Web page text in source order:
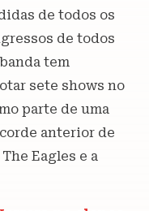
de todos os
de todos
tem
sete shows no
parte de uma
anterior de
Eagles e a